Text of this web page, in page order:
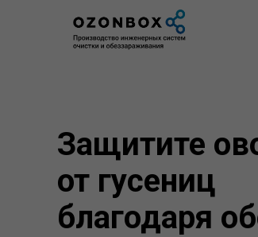
Защитите
от гусениц
благодаря